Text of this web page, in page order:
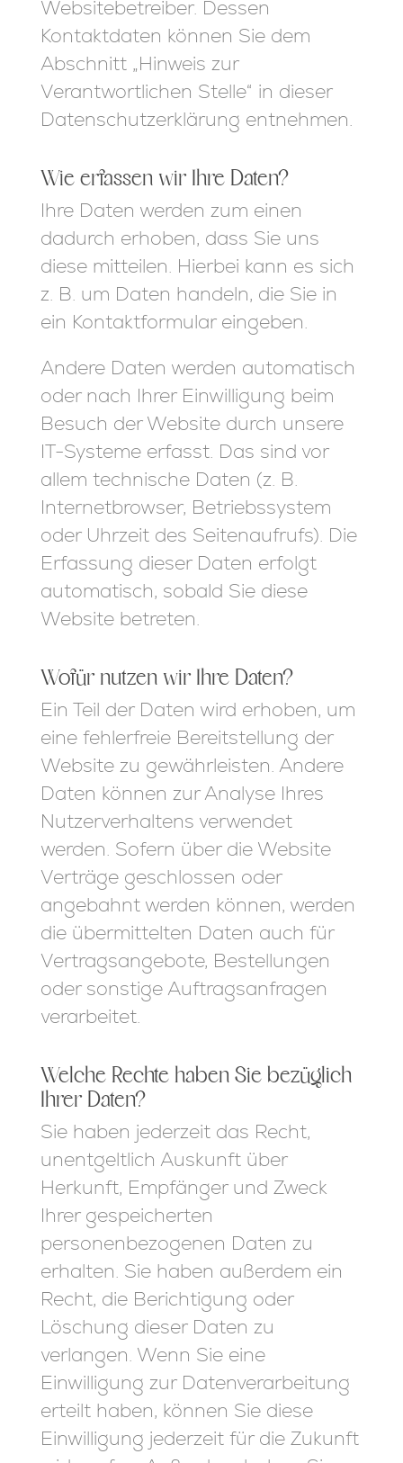
Websitebetreiber. Dessen
Kontaktdaten können Sie dem
Abschnitt „Hinweis zur
Verantwortlichen Stelle“ in dieser
Datenschutzerklärung entnehmen.
Wie erfassen wir Ihre Daten?
Ihre Daten werden zum einen
dadurch erhoben, dass Sie uns
diese mitteilen. Hierbei kann es sich
z. B. um Daten handeln, die Sie in
ein Kontaktformular eingeben.
Andere Daten werden automatisch
oder nach Ihrer Einwilligung beim
Besuch der Website durch unsere
IT-Systeme erfasst. Das sind vor
allem technische Daten (z. B.
Internetbrowser, Betriebssystem
oder Uhrzeit des Seitenaufrufs). Die
Erfassung dieser Daten erfolgt
automatisch, sobald Sie diese
Website betreten.
Wofür nutzen wir Ihre Daten?
Ein Teil der Daten wird erhoben, um
eine fehlerfreie Bereitstellung der
Website zu gewährleisten. Andere
Daten können zur Analyse Ihres
Nutzerverhaltens verwendet
werden. Sofern über die Website
Verträge geschlossen oder
angebahnt werden können, werden
die übermittelten Daten auch für
Vertragsangebote, Bestellungen
oder sonstige Auftragsanfragen
verarbeitet.
Welche Rechte haben Sie bezüglich
Ihrer Daten?
Sie haben jederzeit das Recht,
unentgeltlich Auskunft über
Herkunft, Empfänger und Zweck
Ihrer gespeicherten
personenbezogenen Daten zu
erhalten. Sie haben außerdem ein
Recht, die Berichtigung oder
Löschung dieser Daten zu
verlangen. Wenn Sie eine
Einwilligung zur Datenverarbeitung
erteilt haben, können Sie diese
Einwilligung jederzeit für die Zukunft